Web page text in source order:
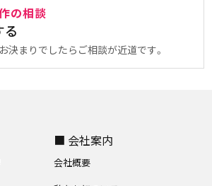
の相談
る
決まりでしたらご相談が近道です。
■ 会社案内
会社概要